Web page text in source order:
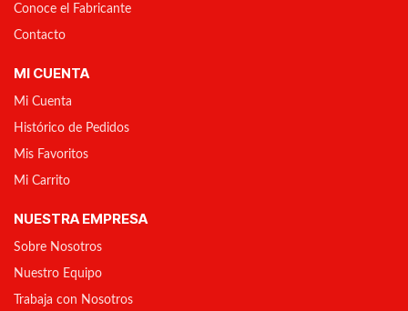
Conoce el Fabricante
Contacto
MI CUENTA
Mi Cuenta
Histórico de Pedidos
Mis Favoritos
Mi Carrito
NUESTRA EMPRESA
Sobre Nosotros
Nuestro Equipo
Trabaja con Nosotros